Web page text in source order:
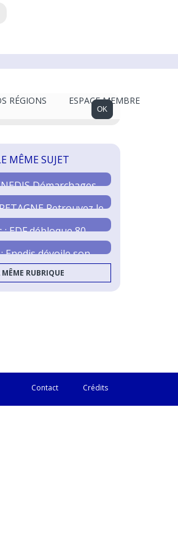
RÉGIONS ESPACE MEMBRE
MÊME SUJET
Démarchages
Retrouvez le
des élus
: EDF débloque 80
d’euros
Enedis dévoile son
et Humain 2030
MÊME RUBRIQUE
Contact Crédits